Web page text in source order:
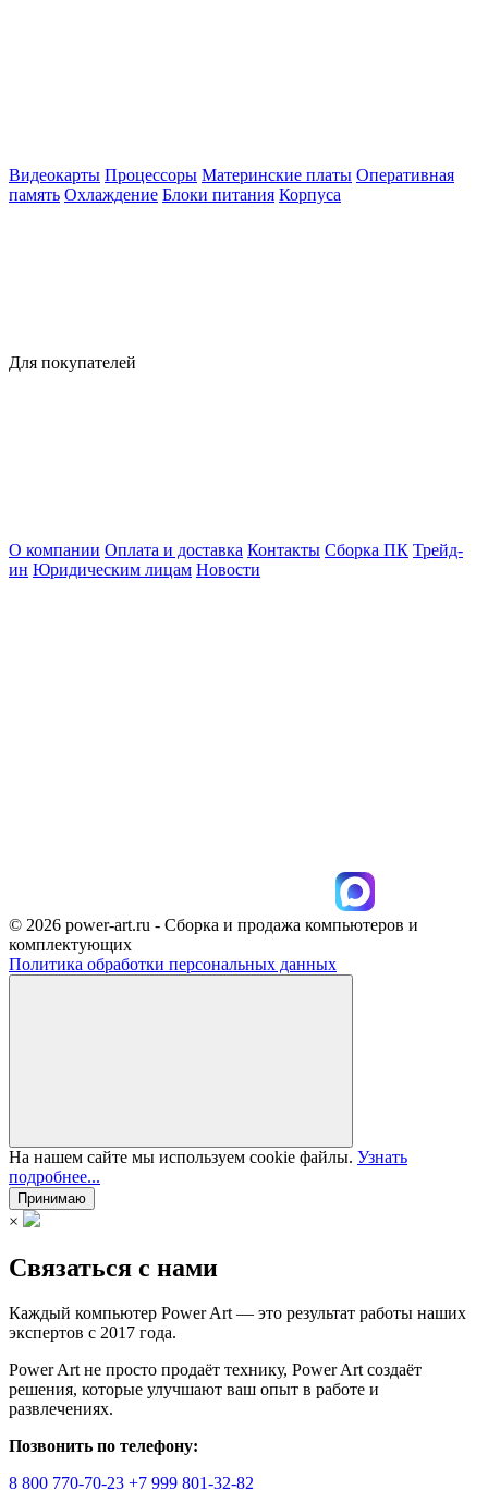
Видеокарты Процессоры Материнские платы Оперативная
память Охлаждение Блоки питания Корпуса
Для покупателей
О компании Оплата и доставка Контакты Сборка ПК Трейд-
ин Юридическим лицам Новости
© 2026 power-art.ru - Сборка и продажа компьютеров и
комплектующих
Политика обработки персональных данных
На нашем сайте мы используем cookie файлы. Узнать
подробнее...
Принимаю
×
Связаться с нами
Каждый компьютер Power Art — это результат работы наших
экспертов с 2017 года.
Power Art не просто продаёт технику, Power Art создаёт
решения, которые улучшают ваш опыт в работе и
развлечениях.
Позвонить по телефону:
8 800 770-70-23 +7 999 801-32-82